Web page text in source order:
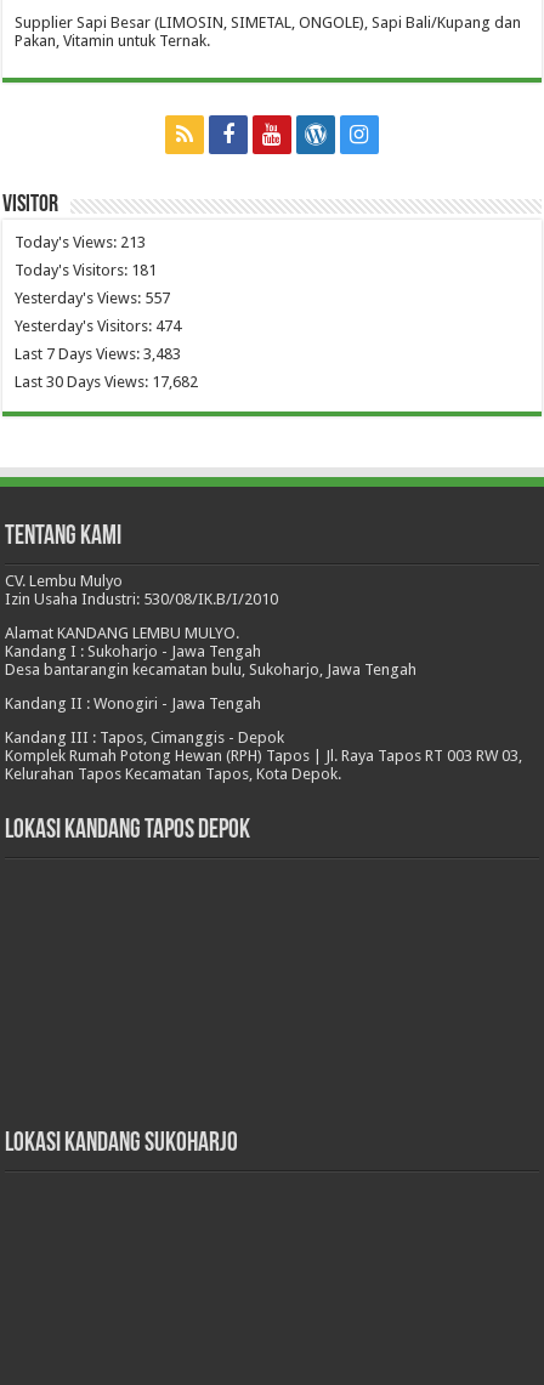
Supplier Sapi Besar (LIMOSIN, SIMETAL, ONGOLE), Sapi Bali/Kupang dan
Pakan, Vitamin untuk Ternak.
Visitor
Today's Views: 213
Today's Visitors: 181
Yesterday's Views: 557
Yesterday's Visitors: 474
Last 7 Days Views:3,483
Last 30 Days Views: 17,682
Tentang Kami
CV. Lembu Mulyo
Izin Usaha Industri: 530/08/IK.B/I/2010
Alamat KANDANG LEMBU MULYO.
Kandang I : Sukoharjo - Jawa Tengah
Desa bantarangin kecamatan bulu, Sukoharjo, Jawa Tengah
Kandang II : Wonogiri - Jawa Tengah
Kandang III : Tapos, Cimanggis - Depok
Komplek Rumah Potong Hewan (RPH) Tapos | Jl. Raya Tapos RT 003 RW 03,
Kelurahan Tapos Kecamatan Tapos, Kota Depok.
Lokasi Kandang Tapos Depok
Lokasi Kandang Sukoharjo